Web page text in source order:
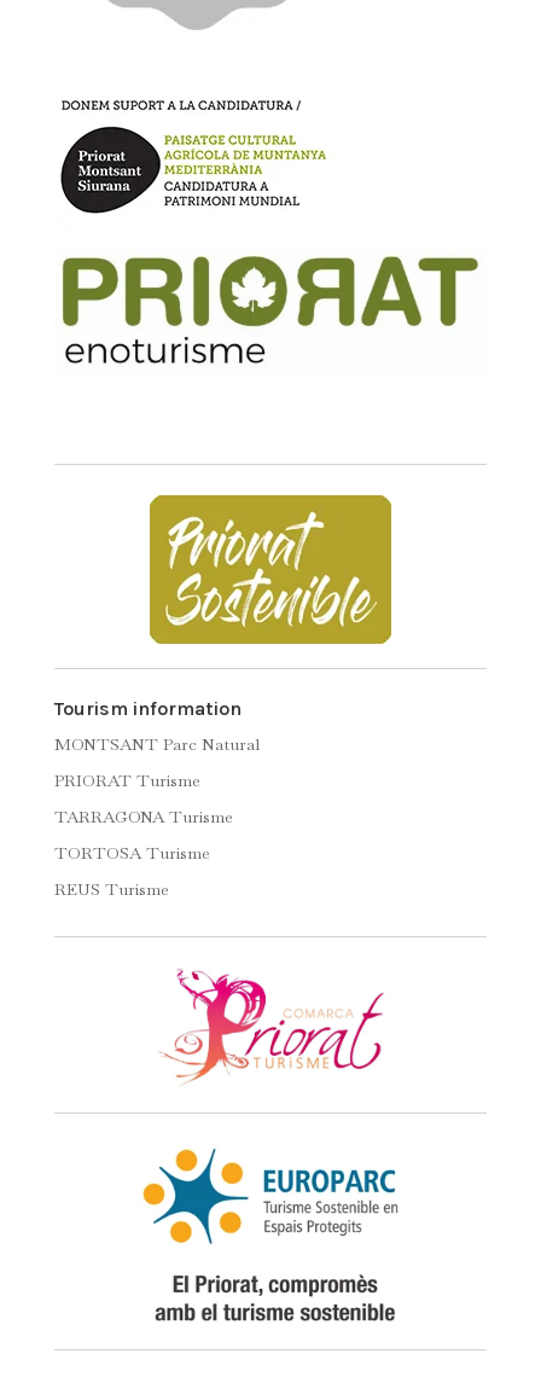
Tourism information
MONTSANT Parc Natural
PRIORAT Turisme
TARRAGONA Turisme
TORTOSA Turisme
REUS Turisme